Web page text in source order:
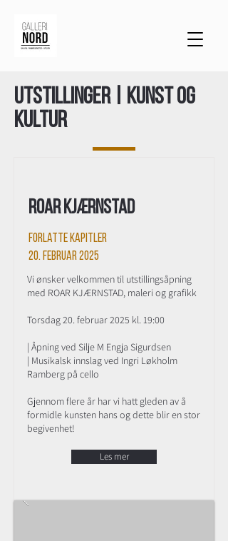
Utstillinger | Kunst og
kultur
Roar Kjærnstad
Forlatte kapitler
20. februar 2025
Vi ønsker velkommen til utstillingsåpning
med ROAR KJÆRNSTAD, maleri og grafikk
Torsdag 20. februar 2025 kl. 19:00
| Åpning ved Silje M Engja Sigurdsen
| Musikalsk innslag ved Ingri Løkholm
Ramberg på cello
Gjennom flere år har vi hatt gleden av å
formidle kunsten hans og dette blir en stor
begivenhet!
Les mer